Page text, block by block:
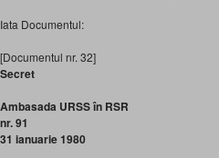
Iata Documentul:
[Documentul nr. 32]
Secret
Ambasada URSS în RSR
nr. 91
31 ianuarie 1980